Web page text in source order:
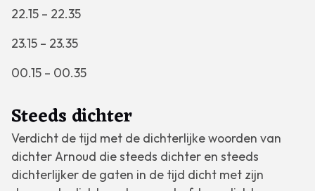
22.15 – 22.35
23.15 – 23.35
00.15 – 00.35
Steeds dichter
Verdicht de tijd met de dichterlijke woorden van
dichter Arnoud die steeds dichter en steeds
dichterlijker de gaten in de tijd dicht met zijn